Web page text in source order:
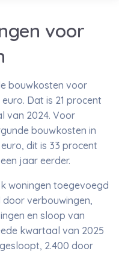
voor
bouwkosten voor
Dat is 21 procent
van 2024. Voor
bouwkosten in
dit is 33 procent
jaar eerder.
woningen toegevoegd
verbouwingen,
en sloop van
kwartaal van 2025
2.400 door